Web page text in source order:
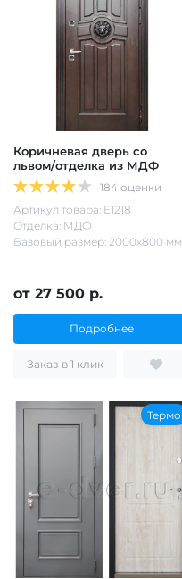
Коричневая дверь со
львом/отделка из МДФ
184 оценки
Артикул товара: Е1218
Отделка: МДФ
Базовый размер: 2000х800 мм
от 27 500 р.
Подробнее
Заказ в 1 клик
Термо